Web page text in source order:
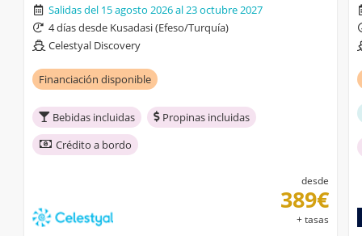
Salidas del 15 agosto 2026 al 23 octubre 2027
4 días desde Kusadasi (Efeso/Turquía)
Celestyal Discovery
Financiación disponible
Bebidas incluidas
Propinas incluidas
Crédito a bordo
desde
389€
+ tasas